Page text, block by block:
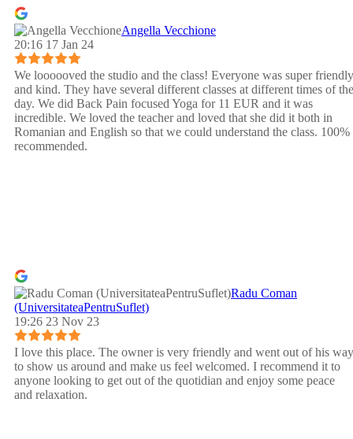
Angella Vecchione
20:16 17 Jan 24
We loooooved the studio and the class! Everyone was super friendly
and kind. They have several different classes at different times of the
day. We did Back Pain focused Yoga for 11 EUR and it was
incredible. We loved the teacher and loved that she did it both in
Romanian and English so that we could understand the class. 100%
recommended.
Radu Coman
(UniversitateaPentruSuflet)
19:26 23 Nov 23
I love this place. The owner is very friendly and went out of his way
to show us around and make us feel welcomed. I recommend it to
anyone looking to get out of the quotidian and enjoy some peace
and relaxation.